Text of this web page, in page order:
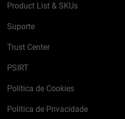
Product List & SKUs
Suporte
Trust Center
PSIRT
Política de Cookies
Política de Privacidade